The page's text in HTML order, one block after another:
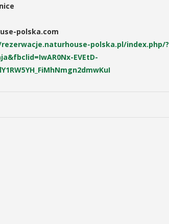
polska.com
polska.pl/index.php/?
EVEtD-
POKAŻ SZCZEGÓŁY